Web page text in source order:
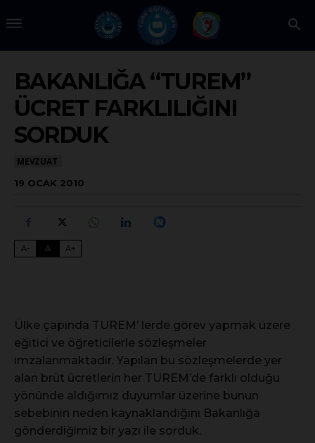
BAKANLIĞA “TUREM”
ÜCRET FARKLILIĞINI
SORDUK
MEVZUAT
19 OCAK 2010
A- A A+
Ülke çapında TUREM’ lerde görev yapmak üzere
eğitici ve öğreticilerle sözleşmeler
imzalanmaktadır. Yapılan bu sözleşmelerde yer
alan brüt ücretlerin her TUREM’de farklı olduğu
yönünde aldığımız duyumlar üzerine bunun
sebebinin neden kaynaklandığını Bakanlığa
gönderdiğimiz bir yazı ile sorduk.